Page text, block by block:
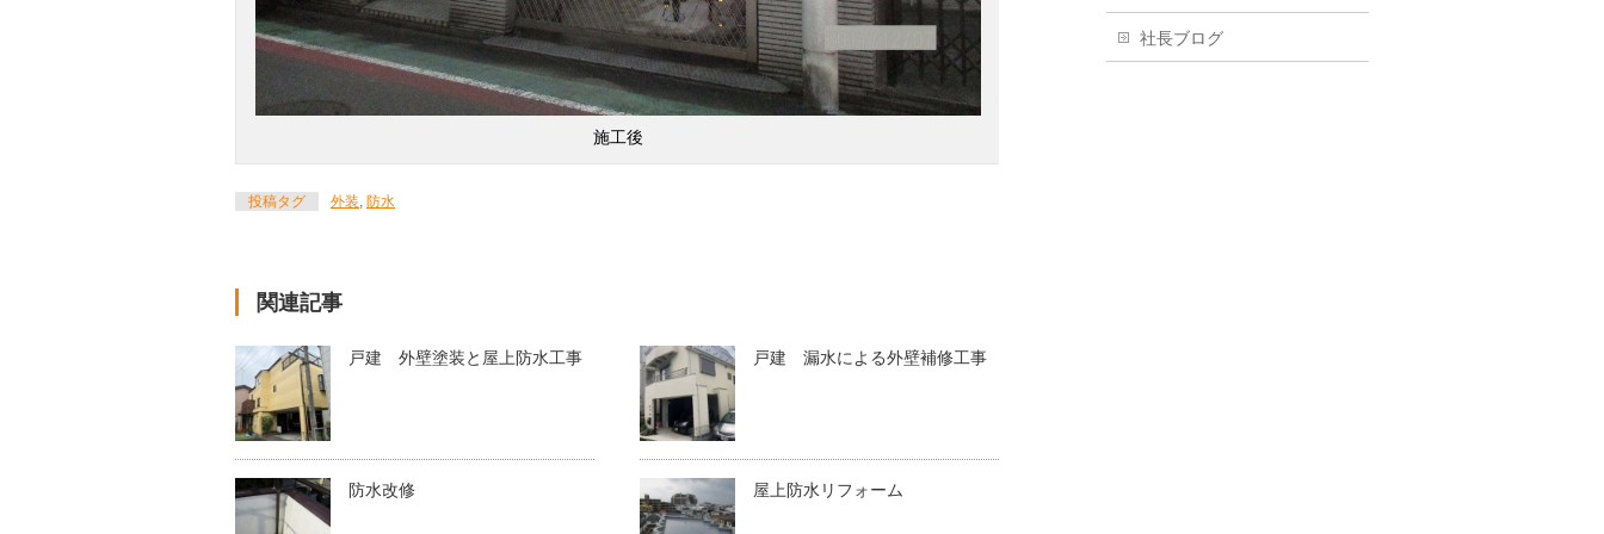
施工後
投稿タグ 外装, 防水
関連記事
戸建 外壁塗装と屋上防水工事 戸建 漏水による外壁補修工事
防水改修 屋上防水リフォーム
社長ブログ